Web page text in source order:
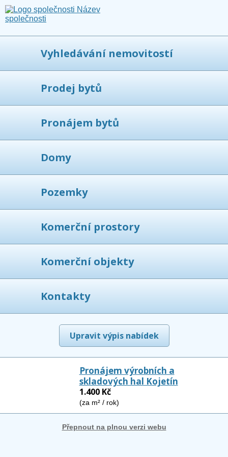
Vyhledávání nemovitostí
Prodej bytů
Pronájem bytů
Domy
Pozemky
Komerční prostory
Komerční objekty
Kontakty
Upravit výpis nabídek
Pronájem výrobních a
skladových hal Kojetín
1.400 Kč
(za m² / rok)
Přepnout na plnou verzi webu